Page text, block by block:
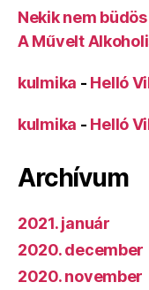
Nekik nem
A Művelt
kulmika - Helló
kulmika - Helló
Archívum
2021. január
2020. december
2020. november